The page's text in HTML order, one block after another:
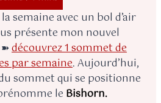
semaine avec un bol d’air
présente mon nouvel
➽découvrez 1 sommet de
par semaine. Aujourd’hui,
sommet qui se positionne
le Bishorn.